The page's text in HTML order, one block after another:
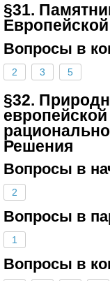
§31.
Вопросы в
2 3 5
§32.
Решения
Вопросы в
2
Вопросы в
1
Вопросы в